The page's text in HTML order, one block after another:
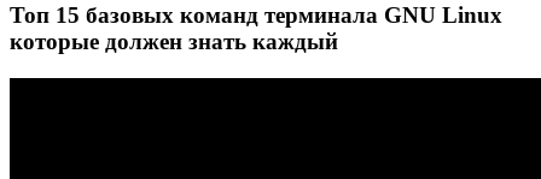
Топ 15 базовых команд терминала GNU Linux
которые должен знать каждый